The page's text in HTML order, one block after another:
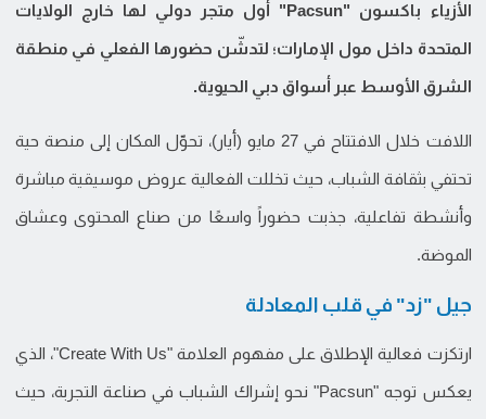
الأزياء باكسون "Pacsun" أول متجر دولي لها خارج الولايات
المتحدة داخل مول الإمارات؛ لتدشّن حضورها الفعلي في منطقة
الشرق الأوسط عبر أسواق دبي الحيوية.
اللافت خلال الافتتاح في 27 مايو (أيار)، تحوّل المكان إلى منصة حية
تحتفي بثقافة الشباب، حيث تخللت الفعالية عروض موسيقية مباشرة
وأنشطة تفاعلية، جذبت حضوراً واسعًا من صناع المحتوى وعشاق
الموضة.
جيل "زد" في قلب المعادلة
ارتكزت فعالية الإطلاق على مفهوم العلامة "Create With Us"، الذي
يعكس توجه "Pacsun" نحو إشراك الشباب في صناعة التجربة، حيث